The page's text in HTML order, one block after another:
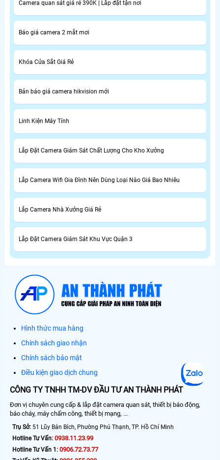
Camera quan sát giá rẻ 390K | Lắp đặt tận nơi
Báo giá camera 2 mắt mơi
Khóa Cửa Sắt Giá Rẻ
Bản báo giá camera hikvision mới
Linh Kiện Máy Tính
Lắp Đặt Camera Giám Sát Chất Lượng Cho Kho Xưởng
Lắp Camera Wifi Gia Đình Nên Dùng Loại Nào Giá Bao Nhiêu
Lắp Camera Nhà Xưởng Giá Rẻ
Lắp Đặt Camera Giám Sát Khu Vực Quận 3
Hình thức mua hàng
Chính sách giao nhận
Chính sách bảo mật
Điều kiện giao dịch chung
CÔNG TY TNHH TM-DV ĐẦU TƯ AN THÀNH PHÁT
Đơn vị chuyên cung cấp & lắp đặt camera quan sát, thiết bị báo động,
báo cháy, máy chấm công, thiết bị mạng, ...
Trụ Sở: 51 Lũy Bán Bích, Phường Phú Thạnh, TP. Hồ Chí Minh
Hotline Tư Vấn: 0938.11.23.99
Hotline Tư Vấn 1: 0906.72.73.77